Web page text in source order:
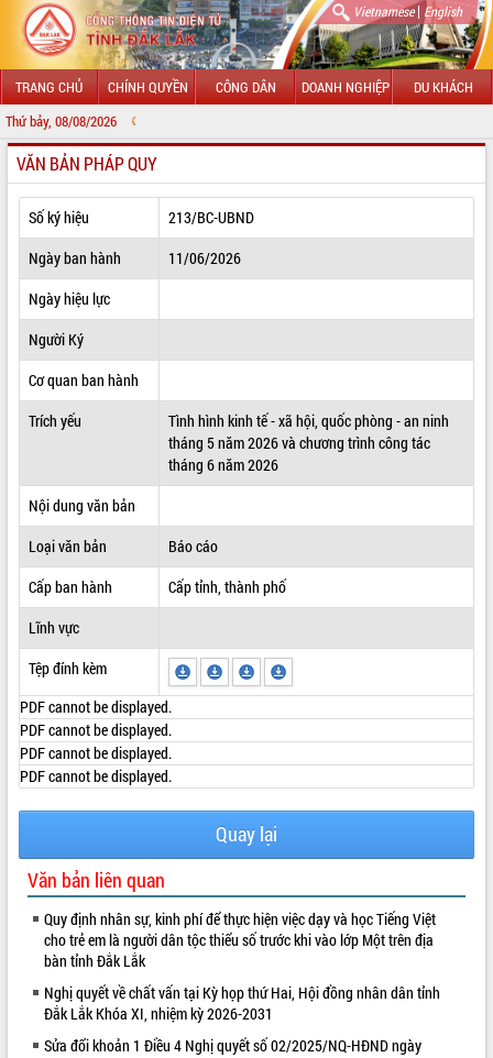
Vietnamese| English
TRANG CHỦ CHÍNH QUYỀN CÔNG DÂN DOANH NGHIỆP DU KHÁCH
Thứ bảy, 08/08/2026
GIỚI THIỆU
LÃNH ĐẠO UBND TỈNH
TIN TỨC SỰ KIỆN
SỞ, BAN, NGÀNH
UBND CÁC XÃ, PHƯỜNG
THÔNG TIN CHỈ ĐẠO ĐIỀU HÀNH
HỆ THỐNG VĂN BẢN
ĐIỂM TIN VĂN BẢN
QUY HOẠCH - KẾ HOẠCH
VIDEO
VĂN BẢN PHÁP QUY
Số ký hiệu
213/BC-UBND
Ngày ban hành
11/06/2026
Ngày hiệu lực
Người Ký
Cơ quan ban hành
Trích yếu
Tình hình kinh tế - xã hội, quốc phòng - an ninh
tháng 5 năm 2026 và chương trình công tác
tháng 6 năm 2026
Nội dung văn bản
Loại văn bản
Báo cáo
Cấp ban hành
Cấp tỉnh, thành phố
Lĩnh vực
Tệp đính kèm
PDF cannot be displayed.
PDF cannot be displayed.
PDF cannot be displayed.
PDF cannot be displayed.
Quay lại
Văn bản liên quan
Quy định nhân sự, kinh phí để thực hiện việc dạy và học Tiếng Việt
cho trẻ em là người dân tộc thiểu số trước khi vào lớp Một trên địa
bàn tỉnh Đắk Lắk
Nghị quyết về chất vấn tại Kỳ họp thứ Hai, Hội đồng nhân dân tỉnh
Đắk Lắk Khóa XI, nhiệm kỳ 2026-2031
Sửa đổi khoản 1 Điều 4 Nghị quyết số 02/2025/NQ-HĐND ngày